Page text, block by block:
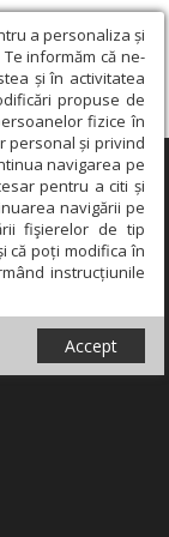
a personaliza și
informăm că ne-
și în activitatea
propuse de
fizice în
personal și privind
navigarea pe
pentru a citi și
navigării pe
fişierelor de tip
că poți modifica în
instrucțiunile
Accept
×